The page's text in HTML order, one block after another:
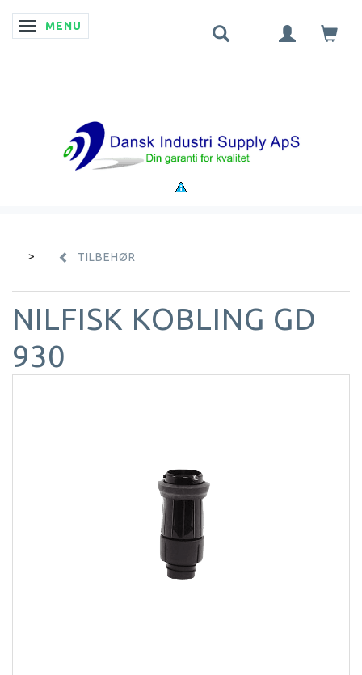
SKIFTE NAVIGATION
MENU
TILBEHØR
NILFISK KOBLING GD
930